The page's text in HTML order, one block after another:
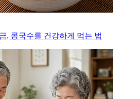
, 콩국수를 건강하게 먹는 법